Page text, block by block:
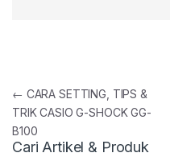
Post navigation
← CARA SETTING, TIPS &
TRIK CASIO G-SHOCK GG-
B100
Cari Artikel & Produk